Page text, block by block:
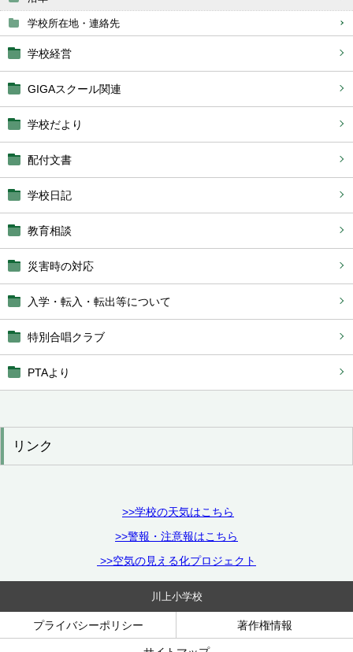
学校所在地・連絡先
学校経営
GIGAスクール関連
学校だより
配付文書
学校日記
教育相談
災害時の対応
入学・転入・転出等について
特別合唱クラブ
PTAより
リンク
>>学校の天気はこちら
>>警報・注意報はこちら
>>空気の見える化プロジェクト
川上小学校
プライバシーポリシー 著作権情報